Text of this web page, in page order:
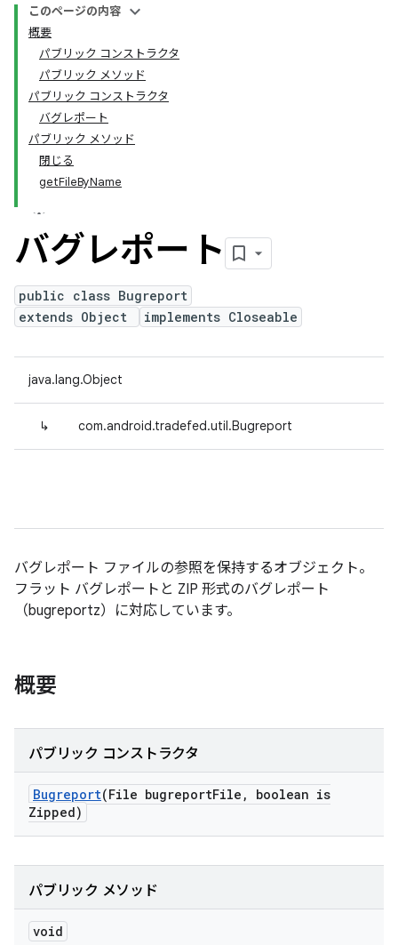
このページの内容
概要
パブリック コンストラクタ
パブリック メソッド
パブリック コンストラクタ
バグレポート
パブリック メソッド
閉じる
getFileByName
バグレポート
public class Bugreport
extends Object
implements Closeable
java.lang.Object
↳ com.android.tradefed.util.Bugreport
バグレポート ファイルの参照を保持するオブジェクト。
フラット バグレポートと ZIP 形式のバグレポート
（bugreportz）に対応しています。
概要
パブリック コンストラクタ
Bugreport(File bugreportFile ,
boolean is
Zipped)
パブリック メソッド
void